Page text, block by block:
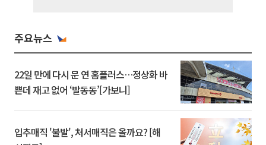
주요뉴스
22일 만에 다시 문 연 홈플러스…정상화 바
쁜데 재고 없어 ‘발동동’[가보니]
입추매직 '불발', 처서매직은 올까요? [해